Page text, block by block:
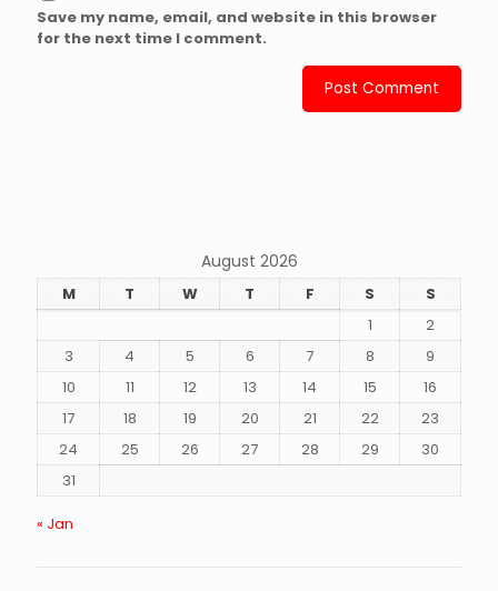
Save my name, email, and website in this browser
for the next time I comment.
August 2026
M T W T F S
S
1
2
3
4 5 6 7 8
9
10
11 12 13 14 15
16
17
18 19 20 21 22
23
24
25 26 27 28 29
30
31
« Jan